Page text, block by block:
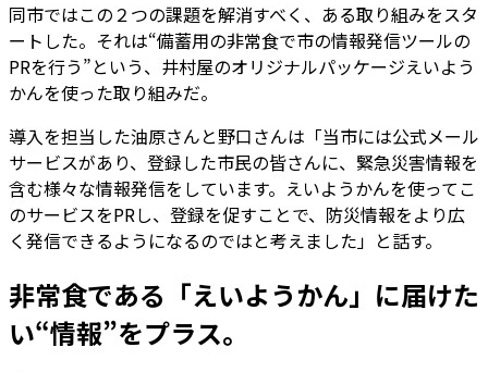
同市ではこの２つの課題を解消すべく、ある取り組みをスタ
ートした。それは“備蓄用の非常食で市の情報発信ツールの
PRを行う”という、井村屋のオリジナルパッケージえいよう
かんを使った取り組みだ。
導入を担当した油原さんと野口さんは「当市には公式メール
サービスがあり、登録した市民の皆さんに、緊急災害情報を
含む様々な情報発信をしています。えいようかんを使ってこ
のサービスをPRし、登録を促すことで、防災情報をより広
く発信できるようになるのではと考えました」と話す。
非常食である「えいようかん」に届けた
い“情報”をプラス。